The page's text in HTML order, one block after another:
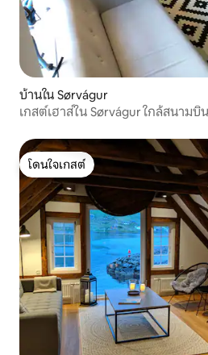
บ้านใน Sørvágur
เกสต์เฮาส์ใน Sørvágur ใกล้สนามบิน
โดนใจเกสต์
โดนใจเกสต์